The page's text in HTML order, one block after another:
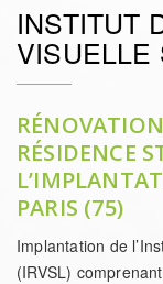
INSTITUT
VISUELLE
RÉSIDENCE
PARIS (75)
Implantation de
(IRVSL)